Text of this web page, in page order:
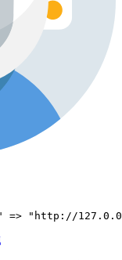
=> "http://